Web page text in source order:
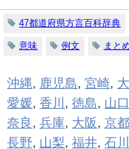
47都道府県方言百科辞典
意味 例文 まと
沖縄, 鹿児島, 宮崎,
愛媛, 香川 , 徳島, 山口
奈良 , 兵庫, 大阪, 京都
長野, 山梨, 福井, 石川